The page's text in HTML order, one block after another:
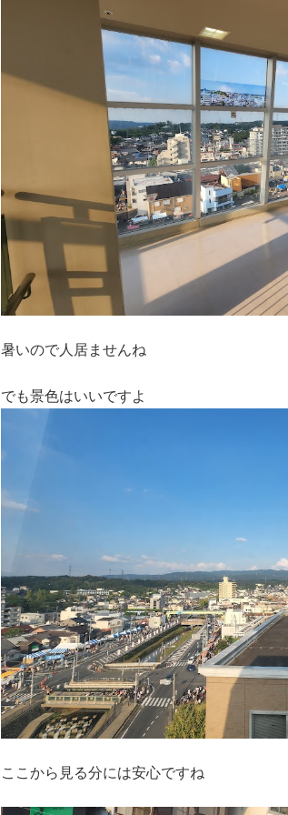
暑いので人居ませんね
でも景色はいいですよ
ここから見る分には安心ですね